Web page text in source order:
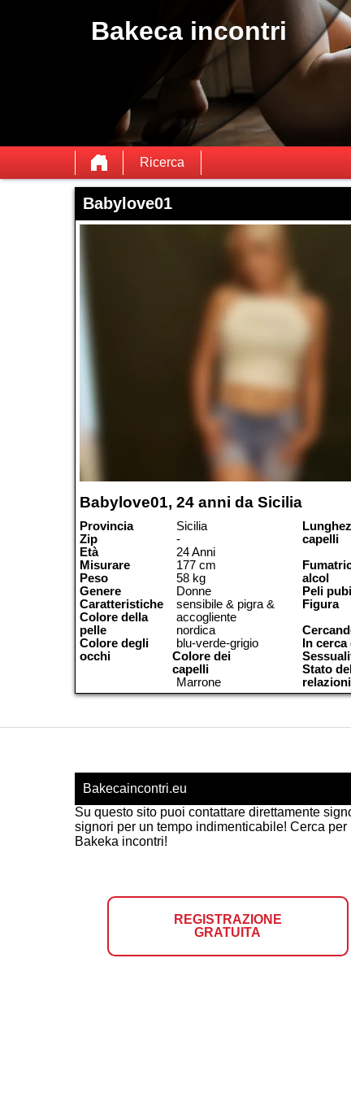
Bakeca incontri
Ricerca
Babylove01
Babylove01, 24 anni da Sicilia
Provincia
Sicilia
Zip
-
Età
24 Anni
Misurare
177 cm
Peso
58 kg
Genere
Donne
Caratteristiche
sensibile & pigra &
accogliente
Colore della
pelle
nordica
Colore degli
occhi
blu-verde-grigio
Colore dei
capelli
Marrone
capelli
alcol
Peli
Figura
In
Stato
relazioni
Bakecaincontri.eu
Su questo sito puoi contattare direttamente
signori per un tempo indimenticabile! Cerca per
Bakeka incontri!
REGISTRAZIONE
GRATUITA